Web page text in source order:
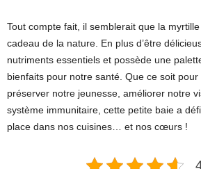
Tout compte fait, il semblerait que la
cadeau de la nature. En plus d’être
nutriments essentiels et possède une
bienfaits pour notre santé. Que ce soit pour
préserver notre jeunesse, améliorer notre
système immunitaire, cette petite baie a
place dans nos cuisines… et nos cœurs !